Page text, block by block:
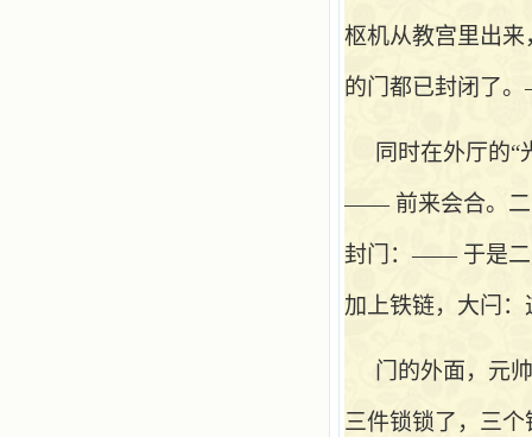
枢机从教宫里出
的门都已封闭了
同时在外厅的“
—— 前来会合。二
封门：—— 于是二
加上铁链，大闩
门的外面，元
三件锁锁了，三